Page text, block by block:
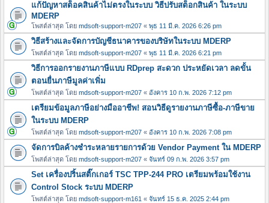
แก้ปัญหาสต็อคสินค้าไม่ตรงในระบบ วิธีปรับสต็อกสินค้า ในระบบ
MDERP
โพสต์ล่าสุด โดย mdsoft-support-m207 « พุธ 11 มี.ค. 2026 6:26 pm
วิธีสร้างและจัดการบัญชีธนาคารของบริษัทในระบบ MDERP
โพสต์ล่าสุด โดย mdsoft-support-m207 « พุธ 11 มี.ค. 2026 6:21 pm
วิธีการออกรายงานภาษีแบบ RDprep สะดวก ประหยัดเวลา ลดขั้น
ตอนยื่นภาษีมูลค่าเพิ่ม
โพสต์ล่าสุด โดย mdsoft-support-m207 « อังคาร 10 ก.พ. 2026 7:12 pm
เตรียมข้อมูลภาษีอย่างมืออาชีพ! สอนวิธีดูรายงานภาษีซื้อ-ภาษีขาย
ในระบบ MDERP
โพสต์ล่าสุด โดย mdsoft-support-m207 « อังคาร 10 ก.พ. 2026 7:08 pm
จัดการบิลค้างชำระหลายรายการด้วย Vendor Payment ใน MDERP
โพสต์ล่าสุด โดย mdsoft-support-m207 « จันทร์ 09 ก.พ. 2026 3:57 pm
Set เครื่องปริ้นสติ๊กเกอร์ TSC TPP-244 PRO เตรียมพร้อมใช้งาน
Control Stock ระบบ MDERP
โพสต์ล่าสุด โดย mdsoft-support-m161 « จันทร์ 15 ธ.ค. 2025 2:44 pm